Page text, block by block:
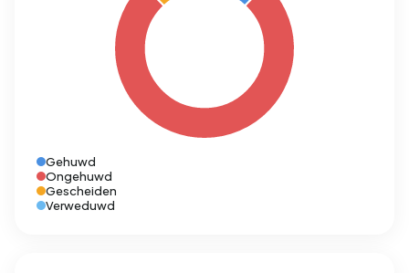
Gehuwd
Ongehuwd
Gescheiden
Verweduwd